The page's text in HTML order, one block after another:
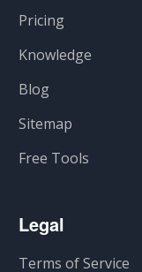
Pricing
Knowledge
Blog
Sitemap
Free Tools
Legal
Terms of Service